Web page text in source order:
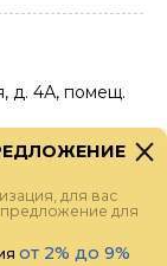
д. 4А, помещ.
для вас
предложение для
от 2% до 9%